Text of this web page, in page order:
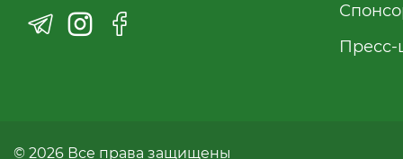
Пресс-
© 2026 Все права защищены